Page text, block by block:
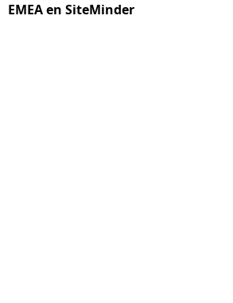
EMEA en SiteMinder